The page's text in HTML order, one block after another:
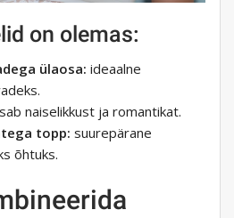
on olemas:
ülaosa: ideaalne
naiselikkust ja romantikat.
topp: suurepärane
õhtuks.